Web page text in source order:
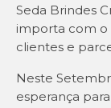
Seda Brindes
importa com o
clientes e
Neste
esperança